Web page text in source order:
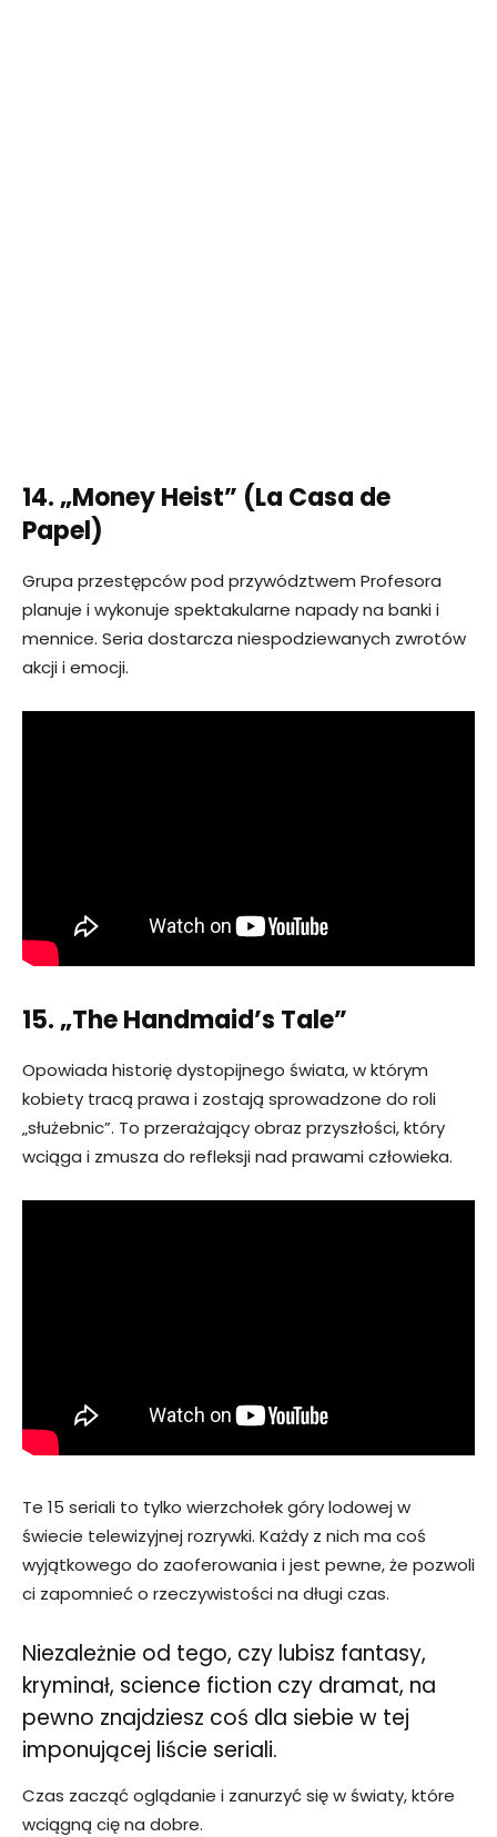
14. „Money Heist” (La Casa de
Papel)
Grupa przestępców pod przywództwem Profesora
planuje i wykonuje spektakularne napady na banki i
mennice. Seria dostarcza niespodziewanych zwrotów
akcji i emocji.
15. „The Handmaid’s Tale”
Opowiada historię dystopijnego świata, w którym
kobiety tracą prawa i zostają sprowadzone do roli
„służebnic”. To przerażający obraz przyszłości, który
wciąga i zmusza do refleksji nad prawami człowieka.
Te 15 seriali to tylko wierzchołek góry lodowej w
świecie telewizyjnej rozrywki. Każdy z nich ma coś
wyjątkowego do zaoferowania i jest pewne, że pozwoli
ci zapomnieć o rzeczywistości na długi czas.
Niezależnie od tego, czy lubisz fantasy,
kryminał, science fiction czy dramat, na
pewno znajdziesz coś dla siebie w tej
imponującej liście seriali.
Czas zacząć oglądanie i zanurzyć się w światy, które
wciągną cię na dobre.